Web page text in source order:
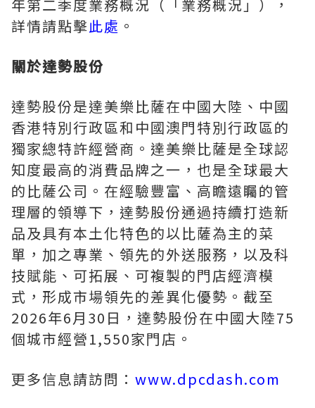
年第二季度業務概況（ 「 業務概況 」 ），
詳情請點擊此處 。
關於達勢股份
達勢股份是達美樂比薩在中國大陸、中國
香港特別行政區和中國澳門特別行政區的
獨家總特許經營商。達美樂比薩是全球認
知度最高的消費品牌之一，也是全球最大
的比薩公司。在經驗豐富、高瞻遠矚的管
理層的領導下，達勢股份通過持續打造新
品及具有本土化特色的以比薩為主的菜
單，加之專業、領先的外送服務，以及科
技賦能、可拓展、可複製的門店經濟模
式，形成市場領先的差異化優勢。截至
2026年6月30日，達勢股份在中國大陸75
個城市經營1,550家門店。
更多信息請訪問： www.dpcdash.com